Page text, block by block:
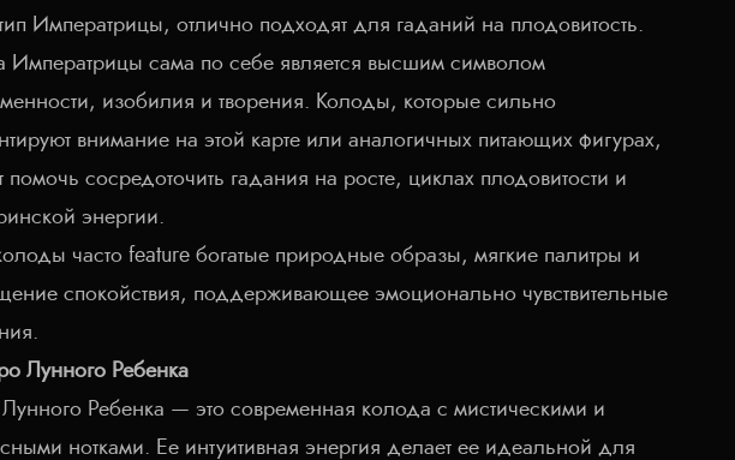
Императрицы, отлично подходят для гаданий на плодовитость.
Императрицы сама по себе является высшим символом
изобилия и творения. Колоды, которые сильно
внимание на этой карте или аналогичных питающих фигурах,
помочь сосредоточить гадания на росте, циклах плодовитости и
энергии.
часто feature богатые природные образы, мягкие палитры и
спокойствия, поддерживающее эмоционально чувствительные
Лунного Ребенка
Лунного Ребенка — это современная колода с мистическими и
нотками. Ее интуитивная энергия делает ее идеальной для